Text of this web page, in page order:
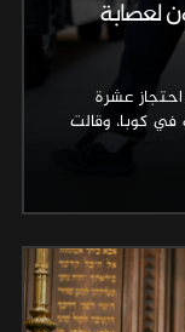
لعصابة
عشرة
كوبا، وقالت